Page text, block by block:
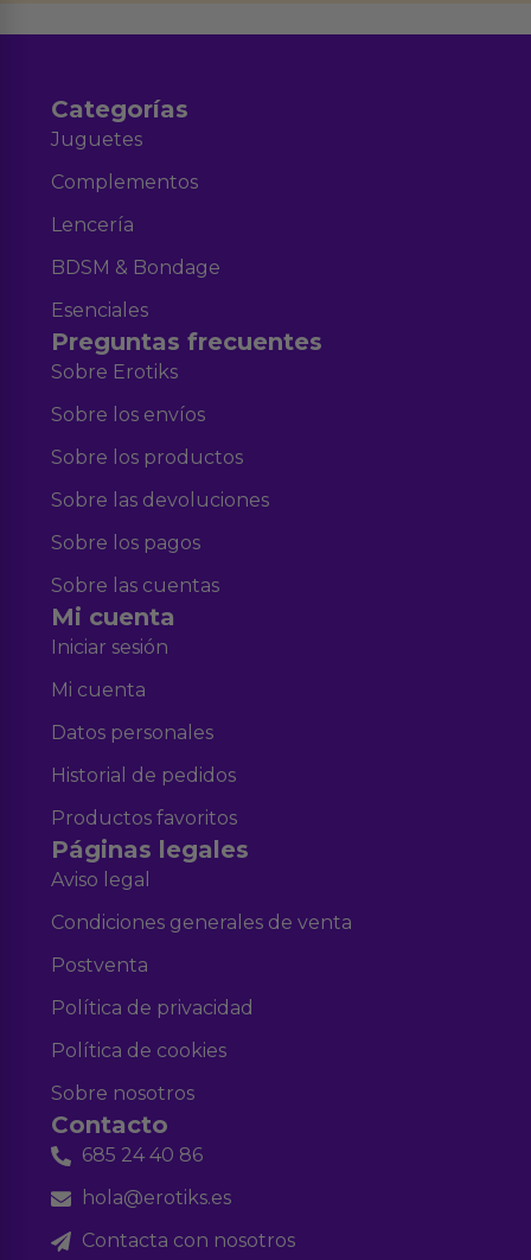
Categorías
Juguetes
Complementos
Lencería
BDSM & Bondage
Esenciales
Preguntas frecuentes
Sobre Erotiks
Sobre los envíos
Sobre los productos
Sobre las devoluciones
Sobre los pagos
Sobre las cuentas
Mi cuenta
Iniciar sesión
Mi cuenta
Datos personales
Historial de pedidos
Productos favoritos
Páginas legales
Aviso legal
Condiciones generales de venta
Postventa
Política de privacidad
Política de cookies
Sobre nosotros
Contacto
685 24 40 86
hola@erotiks.es
Contacta con nosotros